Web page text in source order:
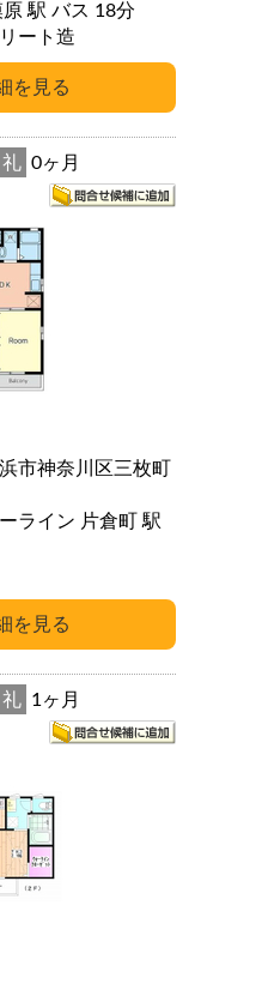
横浜線 相模原 駅 バス 18分
ート造
礼 0ヶ月
市神奈川区三枚町
ライン 片倉町 駅
礼 1ヶ月